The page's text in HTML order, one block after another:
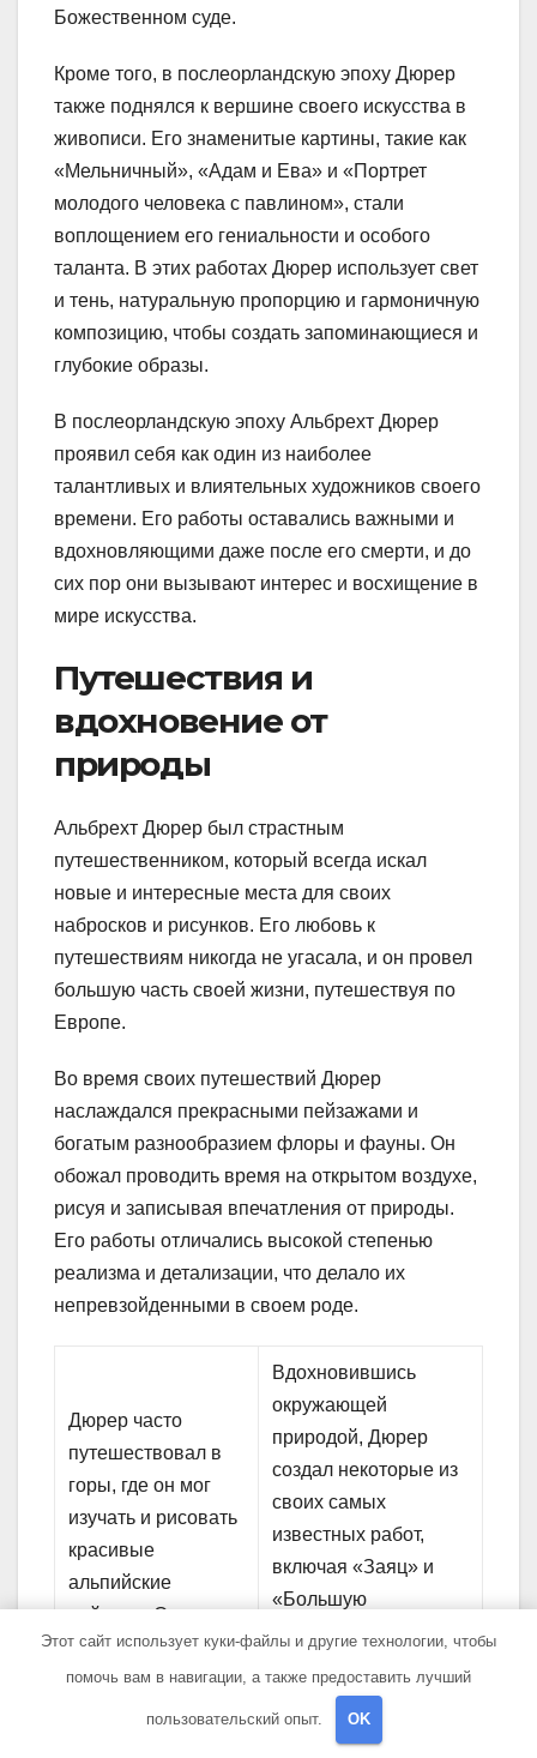
Божественном суде.
Кроме того, в послеорландскую эпоху Дюрер
также поднялся к вершине своего искусства в
живописи. Его знаменитые картины, такие как
«Мельничный», «Адам и Ева» и «Портрет
молодого человека с павлином», стали
воплощением его гениальности и особого
таланта. В этих работах Дюрер использует свет
и тень, натуральную пропорцию и гармоничную
композицию, чтобы создать запоминающиеся и
глубокие образы.
В послеорландскую эпоху Альбрехт Дюрер
проявил себя как один из наиболее
талантливых и влиятельных художников своего
времени. Его работы оставались важными и
вдохновляющими даже после его смерти, и до
сих пор они вызывают интерес и восхищение в
мире искусства.
Путешествия и
вдохновение от
природы
Альбрехт Дюрер был страстным
путешественником, который всегда искал
новые и интересные места для своих
набросков и рисунков. Его любовь к
путешествиям никогда не угасала, и он провел
большую часть своей жизни, путешествуя по
Европе.
Во время своих путешествий Дюрер
наслаждался прекрасными пейзажами и
богатым разнообразием флоры и фауны. Он
обожал проводить время на открытом воздухе,
рисуя и записывая впечатления от природы.
Его работы отличались высокой степенью
реализма и детализации, что делало их
непревзойденными в своем роде.
Дюрер часто
путешествовал в
горы, где он мог
изучать и рисовать
красивые
альпийские
пейзажи. Он
придавал особое
значение каждой
детали в природе и
Вдохновившись
окружающей
природой, Дюрер
создал некоторые из
своих самых
известных работ,
включая «Заяц» и
«Большую
которые до сих пор
считаются
Этот сайт использует куки-файлы и другие технологии, чтобы
помочь вам в навигации, а также предоставить лучший
пользовательский опыт. OK